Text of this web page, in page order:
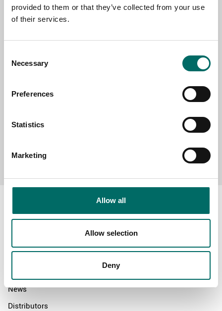
provided to them or that they’ve collected from your use
of their services.
Selection
Necessary
Preferences
Statistics
Marketing
Allow all
Allow selection
Deny
Send message
Swedish quality
News
Distributors